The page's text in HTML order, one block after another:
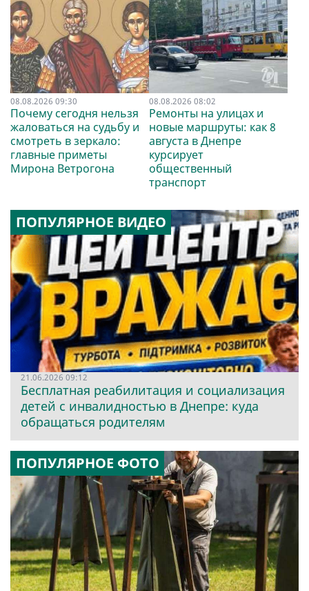
08.08.2026 09:30
Почему сегодня нельзя
жаловаться на судьбу и
смотреть в зеркало:
главные приметы
Мирона Ветрогона
08.08.2026 08:02
Ремонты на улицах и
новые маршруты: как 8
августа в Днепре
курсирует
общественный
транспорт
ПОПУЛЯРНОЕ ВИДЕО
21.06.2026 09:12
Бесплатная реабилитация и социализация
детей с инвалидностью в Днепре: куда
обращаться родителям
ПОПУЛЯРНОЕ ФОТО